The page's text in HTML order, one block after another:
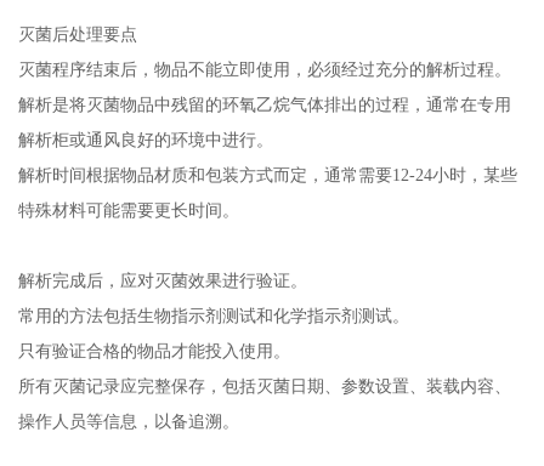
灭菌后处理要点
灭菌程序结束后，物品不能立即使用，必须经过充分的解析过程。
解析是将灭菌物品中残留的环氧乙烷气体排出的过程，通常在专用
解析柜或通风良好的环境中进行。
解析时间根据物品材质和包装方式而定，通常需要12-24小时，某些
特殊材料可能需要更长时间。
解析完成后，应对灭菌效果进行验证。
常用的方法包括生物指示剂测试和化学指示剂测试。
只有验证合格的物品才能投入使用。
所有灭菌记录应完整保存，包括灭菌日期、参数设置、装载内容、
操作人员等信息，以备追溯。